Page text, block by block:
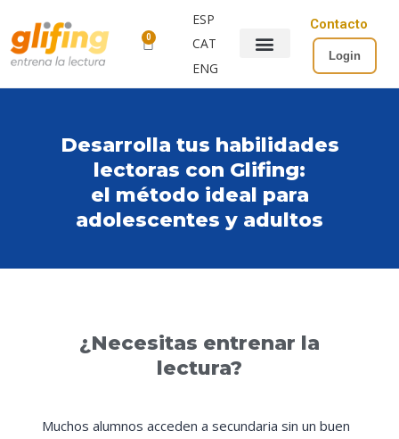
0
ESP
CAT
ENG
Contacto
Login
Desarrolla tus habilidades
lectoras con Glifing:
el método ideal para
adolescentes y adultos
¿Necesitas entrenar la
lectura?
Muchos alumnos acceden a secundaria sin un buen